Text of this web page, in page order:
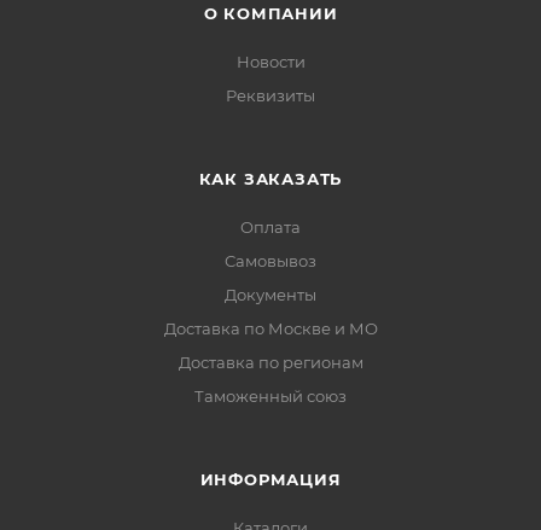
О КОМПАНИИ
Новости
Реквизиты
КАК ЗАКАЗАТЬ
Оплата
Самовывоз
Документы
Доставка по Москве и МО
Доставка по регионам
Таможенный союз
ИНФОРМАЦИЯ